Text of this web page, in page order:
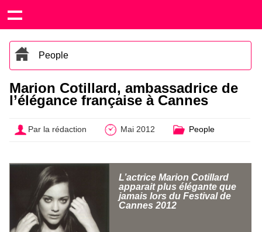
People
Marion Cotillard, ambassadrice de
l’élégance française à Cannes
Par la rédaction Mai 2012 People
L’actrice Marion Cotillard
apparait plus élégante que
jamais lors du Festival de
Cannes 2012